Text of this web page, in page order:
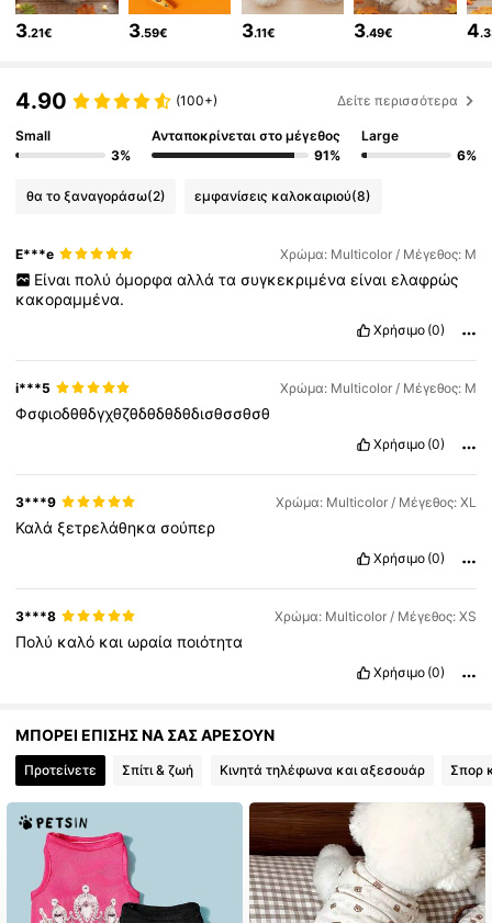
4.85 218K Ακόλουθοι
4.85 218K Ακόλουθοι
3.21€ 3.59€ 3.11€ 3.49€ 4
4.90 (100+) Δείτε περισσότερα
Small
3%
Ανταποκρίνεται στο μέγεθος
91%
Large
6%
θα το ξαναγοράσω(2) εμφανίσεις καλοκαιριού(8)
E***e Χρώμα: Multicolor / Μέγεθος: M
Είναι πολύ όμορφα αλλά τα συγκεκριμένα είναι ελαφρώς
κακοραμμένα.
Χρήσιμο (0)
i***5 Χρώμα: Multicolor / Μέγεθος: M
Φσφιοδθθδγχθζθδθδθδθδισθσσθσθ
Χρήσιμο (0)
3***9 Χρώμα: Multicolor / Μέγεθος: XL
Καλά ξετρελάθηκασούπερ
Χρήσιμο (0)
3***8 Χρώμα: Multicolor / Μέγεθος: XS
Πολύ καλό καιωραίαποιότητα
Χρήσιμο (0)
ΜΠΟΡΕΙ ΕΠΙΣΗΣ ΝΑ ΣΑΣ ΑΡΕΣΟΥΝ
Προτείνετε Σπίτι & ζωή Κινητά τηλέφωνα και αξεσουάρ Σπορ